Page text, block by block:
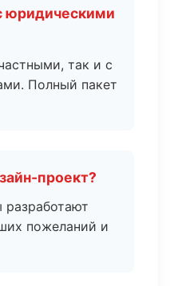
юридическими
так и с
Полный пакет
проект?
пожеланий и